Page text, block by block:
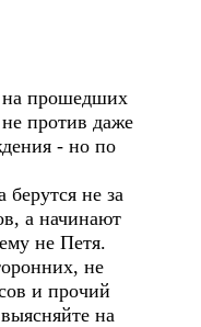
прошедших
против даже
- но по
берутся не за
а начинают
не Петя.
не
и прочий
на